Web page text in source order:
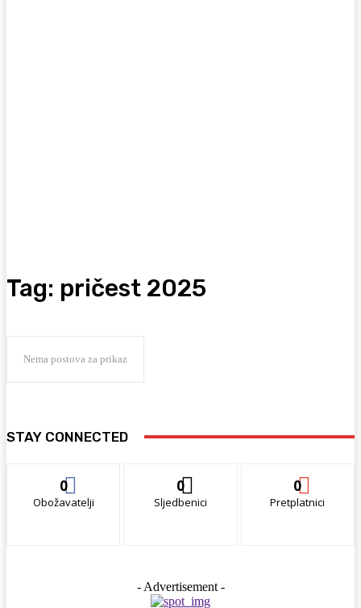
Tag: pričest 2025
Nema postova za prikaz
STAY CONNECTED
0
Obožavatelji
0
Sljedbenici
0
Pretplatnici
- Advertisement -